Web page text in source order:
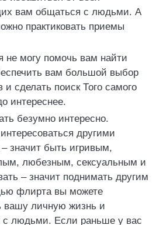
вам общаться с людьми. А
практиковать приемы
не могу помочь вам найти
вам большой выбор
сделать поиск Того самого
интереснее.
безумно интересно.
другими
значит быть игривым,
любезным, сексуальным и
– значит поднимать другим
флирта вы можете
вашу личную жизнь и
людьми. Если раньше у вас